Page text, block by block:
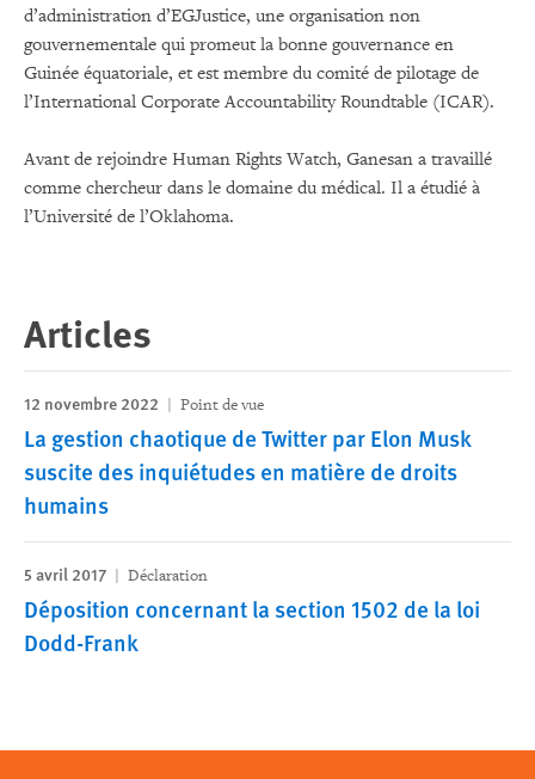
d’administration d’EGJustice, une organisation non
gouvernementale qui promeut la bonne gouvernance en
Guinée équatoriale, et est membre du comité de pilotage de
l’International Corporate Accountability Roundtable (ICAR).
Avant de rejoindre Human Rights Watch, Ganesan a travaillé
comme chercheur dans le domaine du médical. Il a étudié à
l’Université de l’Oklahoma.
Articles
12 novembre 2022 Point de vue
La gestion chaotique de Twitter par Elon Musk
suscite des inquiétudes en matière de droits
humains
5 avril 2017 Déclaration
Déposition concernant la section 1502 de la loi
Dodd-Frank